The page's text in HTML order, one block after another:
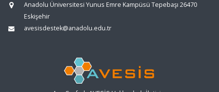
Anadolu Üniversitesi Yunus Emre Kampüsü Tepebaşı 26470
Eskişehir
avesisdestek@anadolu.edu.tr